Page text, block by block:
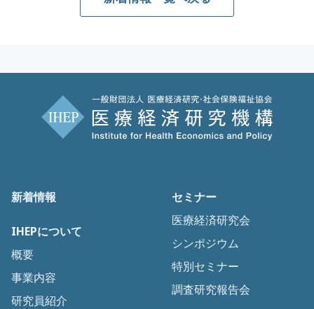
新着情報
IHEPについて
概要
事業内容
研究員紹介
セミナー
医療経済研究会
シンポジウム
特別セミナー
調査研究報告会